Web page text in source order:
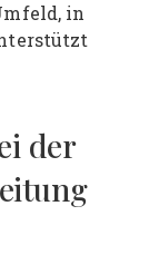
in
der